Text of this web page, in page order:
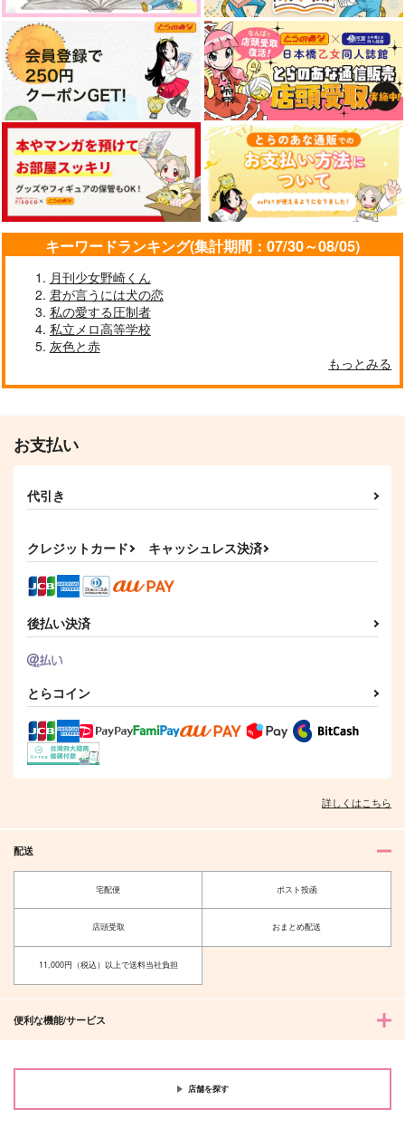
なんかもうあーあって感じ。2 特装
版
僕の愛しいよなさん
エンドロールは地獄まで 2 嘘つきなキスで今日もバイバイ
好きとおかえり
クールぶり男子と激重男子 1 恋のふりして君を呼ぶ
平野と鍵浦 7
そんなに言うなら抱いてやる ファミレス行こ。 下
オレはお前に推されたい!! 隠れ狼と流され子羊
夫を味方にする方法 5 甘くて熱くて息もできない 4
北山くんと南谷くん －お付き合い1 ふたりよがりなメルティチャーム 1
cloud nine(古川 慎盤)/古川慎
うたの☆プリンスさまっ♪HE
★VENSドラマCD「BLACK G
ARDEN-memento-」
キーワードランキング(集計期間：07/30～08/05)
月刊少女野崎くん
君が言うには犬の恋
私の愛する圧制者
私立メロ高等学校
灰色と赤
もっとみる
お支払い
代引き
クレジットカード キャッシュレス決済
後払い決済
とらコイン
詳しくはこちら
配送
宅配便 ポスト投函
店頭受取 おまとめ配送
11,000円（税込）以上で送料当社負担
便利な機能/サービス
店舗を探す